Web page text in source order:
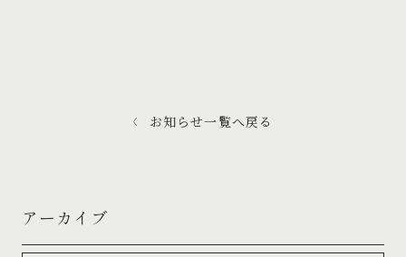
お知らせ一覧へ戻る
アーカイブ